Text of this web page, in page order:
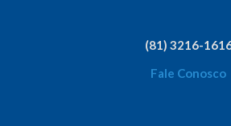
(81) 3216-
Fale Conosco